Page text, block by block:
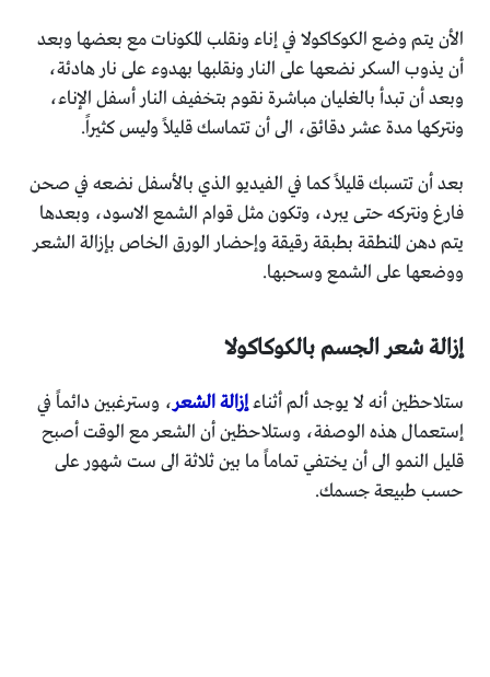
الأن يتم وضع الكوكاكولا في إناء ونقلب المكونات مع بعضها وبعد
أن يذوب السكر نضعها على النار ونقلبها بهدوء على نار هادئة،
وبعد أن تبدأ بالغليان مباشرة نقوم بتخفيف النار أسفل الإناء،
ونتركها مدة عشر دقائق، الى أن تتماسك قليلاً وليس كثيراً.
بعد أن تتسبك قليلاً كما في الفيديو الذي بالأسفل نضعه في صحن
فارغ ونتركه حتى يبرد، وتكون مثل قوام الشمع الاسود، وبعدها
يتم دهن المنطقة بطبقة رقيقة وإحضار الورق الخاص بإزالة الشعر
ووضعها على الشمع وسحبها.
إزالة شعر الجسم بالكوكاكولا
ستلاحظين أنه لا يوجد ألم أثناءإزالة الشعر، وسترغبين دائماً في
إستعمال هذه الوصفة، وستلاحظين أن الشعر مع الوقت أصبح
قليل النمو الى أن يختفي تماماً ما بين ثلاثة الى ست شهور على
حسب طبيعة جسمك.